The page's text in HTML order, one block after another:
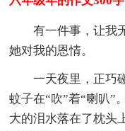
有一件事，让我
她对我的恩情。
一天夜里，正巧
蚊子在“吹”着“喇叭”
大的泪水落在了枕头